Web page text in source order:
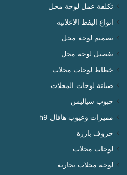
تكلفة عمل لوحة محل
انواع اليفط الاعلانيه
تصميم لوحة محل
تفصيل لوحة محل
خطاط لوحات محلات
صيانة لوحات المحلات
حبوب سياليس
مميزات وعيوب هافال h9
حروف بارزة
لوحات محلات
لوحة محلات تجارية